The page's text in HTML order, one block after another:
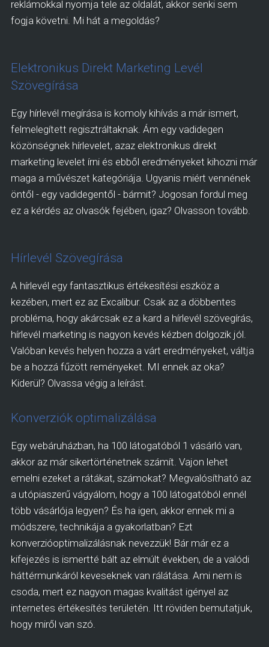
reklámokkal nyomja tele az oldalát, akkor senki sem
fogja követni. Mi hát a megoldás?
Elektronikus Direkt Marketing Levél
Szövegírása
Egy hírlevél megírása is komoly kihívás a már ismert,
felmelegített regisztráltaknak. Ám egy vadidegen
közönségnek hírlevelet, azaz elektronikus direkt
marketing levelet írni és ebből eredményeket kihozni már
maga a művészet kategóriája. Ugyanis miért vennének
öntől - egy vadidegentől - bármit? Jogosan fordul meg
ez a kérdés az olvasók fejében, igaz? Olvasson tovább.
Hírlevél Szövegírása
A hírlevél egy fantasztikus értékesítési eszköz a
kezében, mert ez az Excalibur. Csak az a döbbentes
probléma, hogy akárcsak ez a kard a hírlevél szövegírás,
hírlevél marketing is nagyon kevés kézben dolgozik jól.
Valóban kevés helyen hozza a várt eredményeket, váltja
be a hozzá fűzött reményeket. MI ennek az oka?
Kiderül? Olvassa végig a leírást.
Konverziók optimalizálása
Egy webáruházban, ha 100 látogatóból 1 vásárló van,
akkor az már sikertörténetnek számít. Vajon lehet
emelni ezeket a rátákat, számokat? Megvalósítható az
a utópiaszerű vágyálom, hogy a 100 látogatóból ennél
több vásárlója legyen? És ha igen, akkor ennek mi a
módszere, technikája a gyakorlatban? Ezt
konverzióoptimalizálásnak nevezzük! Bár már ez a
kifejezés is ismertté bált az elmúlt években, de a valódi
háttérmunkáról keveseknek van rálátása. Ami nem is
csoda, mert ez nagyon magas kvalitást igényel az
internetes értékesítés területén. Itt röviden bemutatjuk,
hogy miről van szó.